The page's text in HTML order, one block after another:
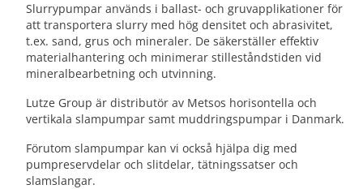
Slurrypumpar används i ballast- och gruvapplikationer för
att transportera slurry med hög densitet och abrasivitet,
t.ex. sand, grus och mineraler. De säkerställer effektiv
materialhantering och minimerar stilleståndstiden vid
mineralbearbetning och utvinning.
Lutze Group är distributör av Metsos horisontella och
vertikala slampumpar samt muddringspumpar i Danmark.
Förutom slampumpar kan vi också hjälpa dig med
pumpreservdelar och slitdelar, tätningssatser och
slamslangar.